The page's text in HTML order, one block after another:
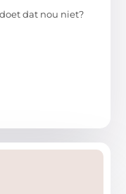
dat nou niet?